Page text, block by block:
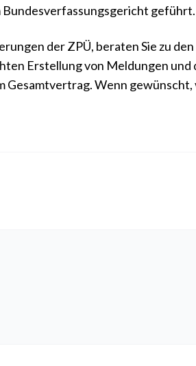
Bundesverfassungsgericht geführt.
der ZPÜ, beraten Sie zu
Erstellung von Meldungen und
Wenn gewünscht,